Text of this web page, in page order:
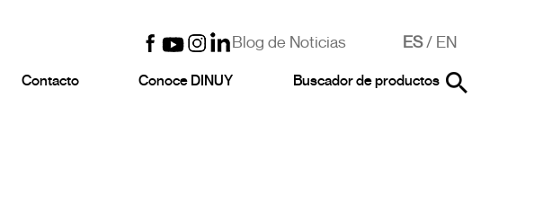
Blog de Noticias ES/ EN
Contacto Conoce DINUY Buscador de productos